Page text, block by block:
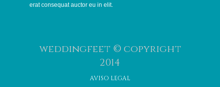
erat consequat auctor eu in elit.
weddingfeet © copyright
2014
AVISO LEGAL